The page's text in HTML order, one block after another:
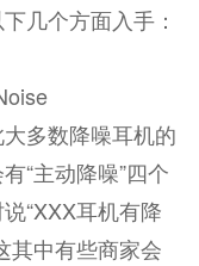
几个方面入手：
多数降噪耳机的
“主动降噪”四个
“XXX耳机有降
其中有些商家会